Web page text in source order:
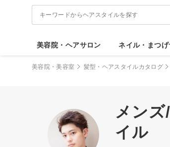
美容院・ヘアサロン ネイル・まつ
美容院・美容室 髪型・ヘアスタイルカタログ
メン
イル